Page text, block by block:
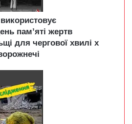
пам’яті жертв
для чергової хвилі х